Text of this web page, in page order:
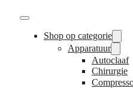
Shop op categorie
Apparatuur
Autoclaaf
Chirurgie